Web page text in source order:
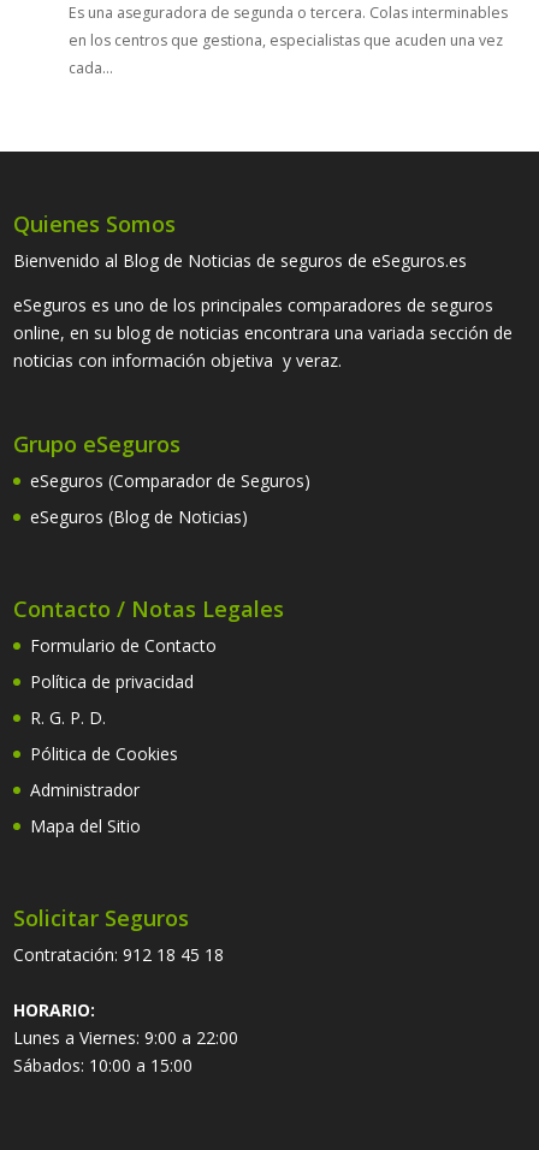
Es una aseguradora de segunda o tercera. Colas interminables
en los centros que gestiona, especialistas que acuden una vez
cada…
Quienes Somos
Bienvenido al Blog de Noticias de seguros de eSeguros.es
eSeguros es uno de los principales comparadores de seguros
online, en su blog de noticias encontrara una variada sección de
noticias con información objetiva y veraz.
Grupo eSeguros
eSeguros (Comparador de Seguros)
eSeguros (Blog de Noticias)
Contacto / Notas Legales
Formulario de Contacto
Política de privacidad
R. G. P. D.
Pólitica de Cookies
Administrador
Mapa del Sitio
Solicitar Seguros
Contratación:912 18 45 18
HORARIO:
Lunes a Viernes: 9:00 a 22:00
Sábados: 10:00 a 15:00